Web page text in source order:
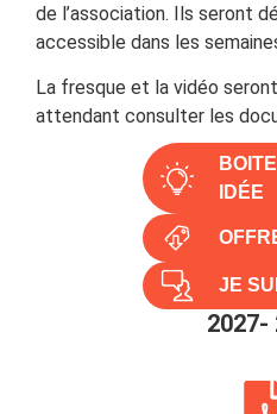
IDÉE
JE
de l’association. Ils seront
accessible dans les
La fresque et la vidéo
attendant consulter les
Projet
2027-